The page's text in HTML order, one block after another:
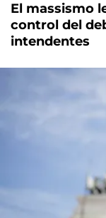
El massismo
control del
intendentes